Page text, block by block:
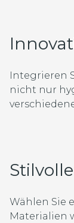
Integrieren
nicht nur
Wählen Sie
Materialien